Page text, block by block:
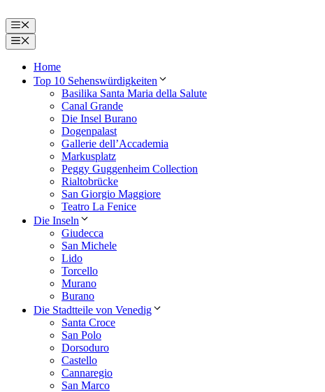
Inhalt
springen
Menü
Menü
Home
Top 10 Sehenswürdigkeiten
Basilika Santa Maria della Salute
Canal Grande
Die Insel Burano
Dogenpalast
Gallerie dell’Accademia
Markusplatz
Peggy Guggenheim Collection
Rialtobrücke
San Giorgio Maggiore
Teatro La Fenice
Die Inseln
Giudecca
San Michele
Lido
Torcello
Murano
Burano
Die Stadtteile von Venedig
Santa Croce
San Polo
Dorsoduro
Castello
Cannaregio
San Marco